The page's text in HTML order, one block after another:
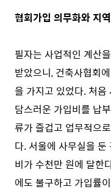
협회가입 의무화와 지
필자는 사업적인 계산
받았으니, 건축사협회
을 가지고 있었다. 처
담스러운 가입비를 납
류가 즐겁고 업무적으
다. 서울에 사무실을
비가 수천만 원에 달한
에도 불구하고 가입률